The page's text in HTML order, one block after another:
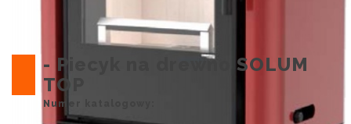
- Piecyk na drewno SOLUM
TOP
Numer katalogowy: